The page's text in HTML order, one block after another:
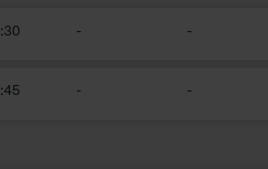
noch Betroffenenrechte durchsetzbar
- -
- -